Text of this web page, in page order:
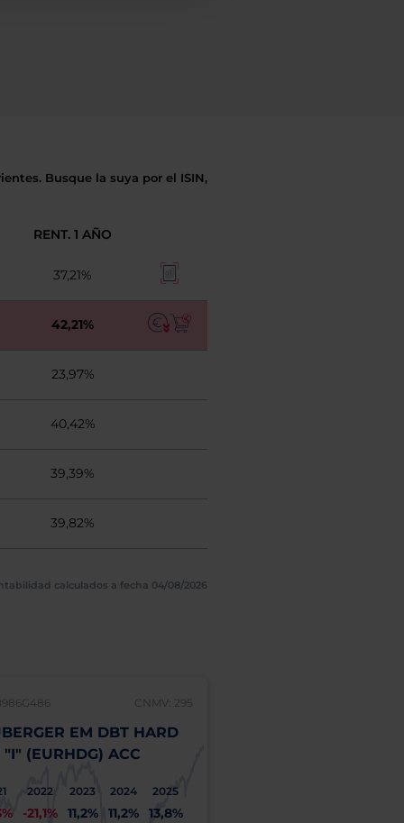
Busque la suya por el ISIN,
RENT. 1 AÑO
37,21%
42,21%
23,97%
40,42%
39,39%
39,82%
calculados a fecha 04/08/2026
CNMV: 295
EM DBT HARD
"I" (EURHDG) ACC
2022
-21,1%
2023
11,2%
2024
11,2%
2025
13,8%